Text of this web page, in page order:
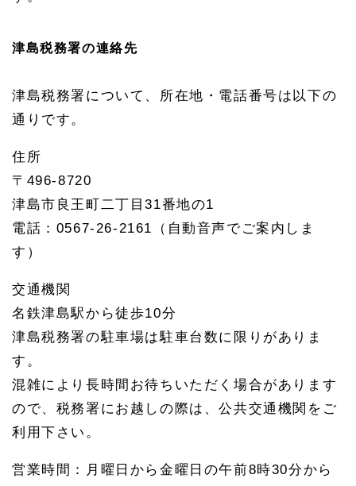
1
務
4
相続
した
不動
5
津島
預貯
手続
6
市の
相続
津島税務署の連絡先
津島税務署について、所在地・電話番号は以下の
通りです。
住所
〒496-8720
津島市良王町二丁目31番地の1
電話：0567-26-2161（自動音声でご案内しま
す）
交通機関
名鉄津島駅から徒歩10分
津島税務署の駐車場は駐車台数に限りがありま
す。
混雑により長時間お待ちいただく場合があります
ので、税務署にお越しの際は、公共交通機関をご
利用下さい。
営業時間：月曜日から金曜日の午前8時30分から